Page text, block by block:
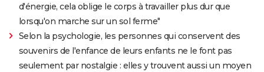
d'énergie, cela oblige le corps à travailler plus dur que
lorsqu'on marche sur un sol ferme"
Selon la psychologie, les personnes qui conservent des
souvenirs de l'enfance de leurs enfants ne le font pas
seulement par nostalgie : elles y trouvent aussi un moyen